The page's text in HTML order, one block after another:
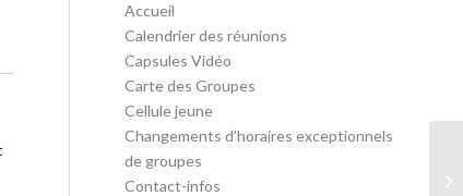
Accueil
Calendrier des réunions
Capsules Vidéo
Carte des Groupes
Cellule jeune
Changements d’horaires exceptionnels
de groupes
Contact-infos